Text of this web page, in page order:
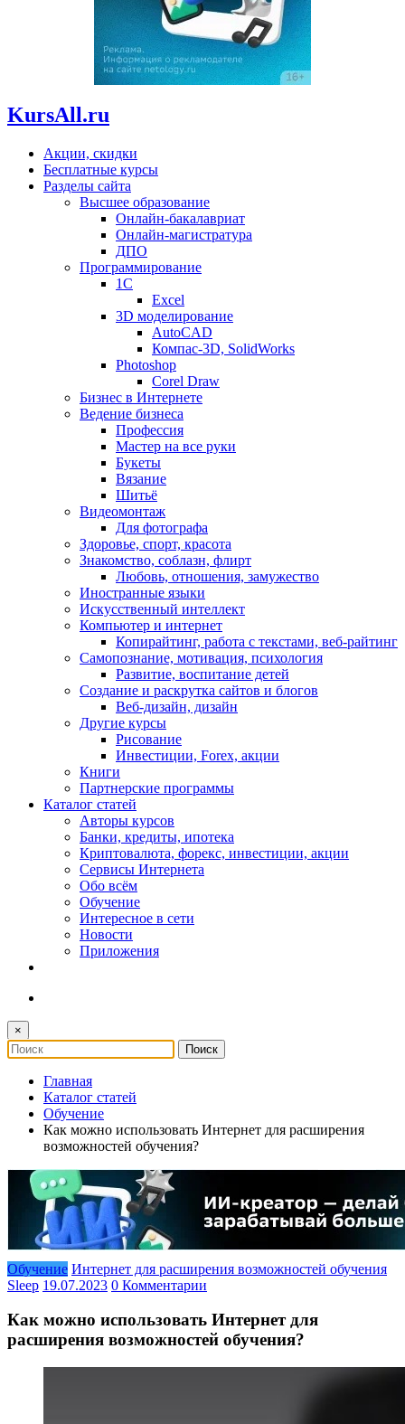
KursAll.ru
Акции, скидки
Бесплатные курсы
Разделы сайта
Высшее образование
Онлайн-бакалавриат
Онлайн-магистратура
ДПО
Программирование
1С
Excel
3D моделирование
AutoCAD
Компас-3D, SolidWorks
Photoshop
Corel Draw
Бизнес в Интернете
Ведение бизнеса
Профессия
Мастер на все руки
Букеты
Вязание
Шитьё
Видеомонтаж
Для фотографа
Здоровье, спорт, красота
Знакомство, соблазн, флирт
Любовь, отношения, замужество
Иностранные языки
Искусственный интеллект
Компьютер и интернет
Копирайтинг, работа с текстами, веб-райтинг
Самопознание, мотивация, психология
Развитие, воспитание детей
Создание и раскрутка сайтов и блогов
Веб-дизайн, дизайн
Другие курсы
Рисование
Инвестиции, Forex, акции
Книги
Партнерские программы
Каталог статей
Авторы курсов
Банки, кредиты, ипотека
Криптовалюта, форекс, инвестиции, акции
Сервисы Интернета
Обо всём
Обучение
Интересное в сети
Новости
Приложения
×
Главная
Каталог статей
Обучение
Как можно использовать Интернет для расширения
возможностей обучения?
Обучение Интернет для расширения возможностей обучения
Sleep 19.07.2023 0 Комментарии
Как можно использовать Интернет для
расширения возможностей обучения?